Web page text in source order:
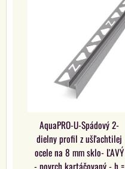
AquaPRO-U-Spádový 2-
dielny profil z ušľachtilej
ocele na 8 mm sklo- ĽAVÝ
- povrch kartáčovaný - h =